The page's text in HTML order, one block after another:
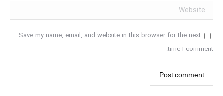
Website
Save my name, email, and website in this browser for the next
time I comment.
Post comment